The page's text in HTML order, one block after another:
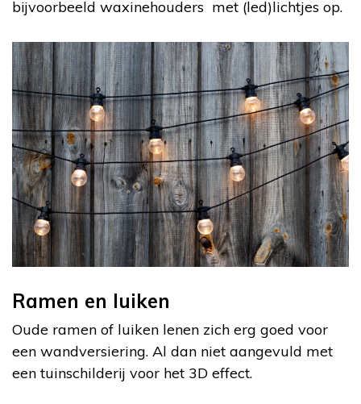
bijvoorbeeld waxinehouders met (led)lichtjes op.
Ramen en luiken
Oude ramen of luiken lenen zich erg goed voor
een wandversiering. Al dan niet aangevuld met
een tuinschilderij voor het 3D effect.